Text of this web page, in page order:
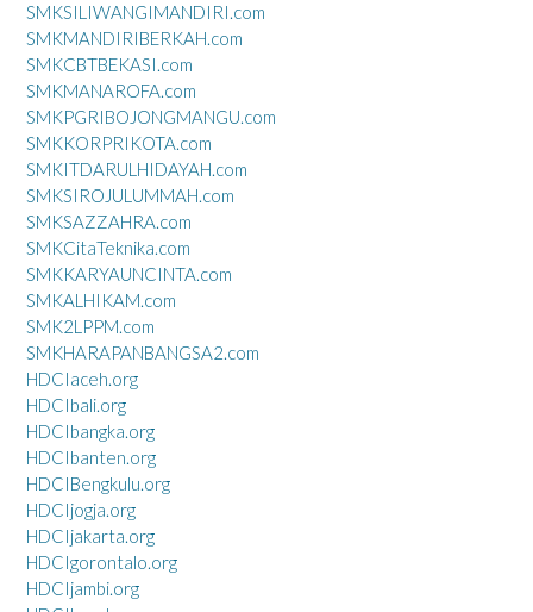
SMKSILIWANGIMANDIRI.com
SMKMANDIRIBERKAH.com
SMKCBTBEKASI.com
SMKMANAROFA.com
SMKPGRIBOJONGMANGU.com
SMKKORPRIKOTA.com
SMKITDARULHIDAYAH.com
SMKSIROJULUMMAH.com
SMKSAZZAHRA.com
SMKCitaTeknika.com
SMKKARYAUNCINTA.com
SMKALHIKAM.com
SMK2LPPM.com
SMKHARAPANBANGSA2.com
HDCIaceh.org
HDCIbali.org
HDCIbangka.org
HDCIbanten.org
HDCIBengkulu.org
HDCIjogja.org
HDCIjakarta.org
HDCIgorontalo.org
HDCIjambi.org